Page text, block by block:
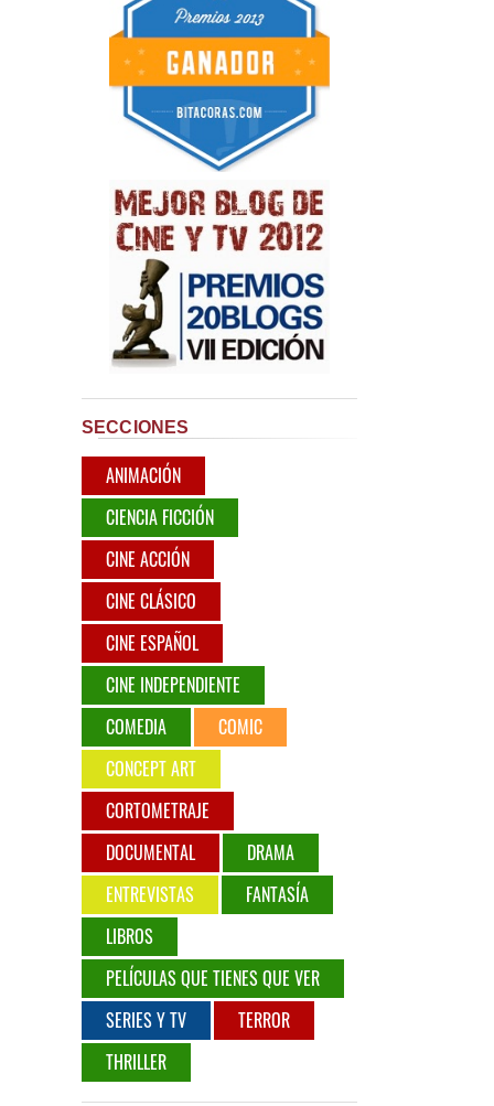
SECCIONES
ANIMACIÓN
CIENCIA FICCIÓN
CINE ACCIÓN
CINE CLÁSICO
CINE ESPAÑOL
CINE INDEPENDIENTE
COMEDIA
COMIC
CONCEPT ART
CORTOMETRAJE
DOCUMENTAL
DRAMA
ENTREVISTAS
FANTASÍA
LIBROS
PELÍCULAS QUE TIENES QUE VER
SERIES Y TV
TERROR
THRILLER